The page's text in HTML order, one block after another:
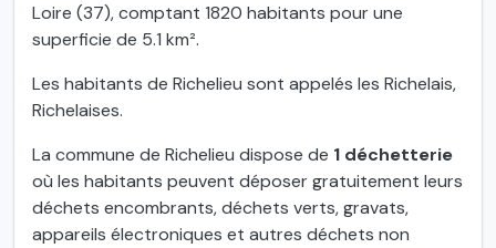
Loire (37), comptant 1820 habitants pour une
superficie de 5.1 km².
Les habitants de Richelieu sont appelés les Richelais,
Richelaises.
La commune de Richelieu dispose de 1 déchetterie
où les habitants peuvent déposer gratuitement leurs
déchets encombrants, déchets verts, gravats,
appareils électroniques et autres déchets non